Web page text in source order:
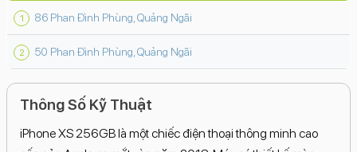
86 Phan Đình Phùng, Quảng Ngãi
50 Phan Đình Phùng, Quảng Ngãi
Thông Số Kỹ Thuật
iPhone XS 256GB là một chiếc điện thoại thông minh cao